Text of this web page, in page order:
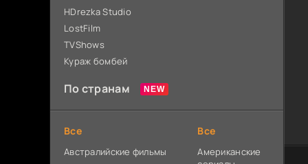
HDrezka Studio
LostFilm
TVShows
Кураж бомбей
По странам
Все
Австралийские фильмы
Все
Американские